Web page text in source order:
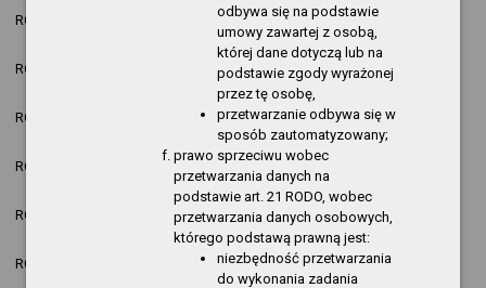
ROK 2025 Jakub Kasprzyk nowa pozycja
ROK 2025 Jakub Kasprzyk nowa pozycja
ROK 2025 Jakub Kasprzyk nowa pozycja
ROK 2025
2025-12-04
10:00:05
Jakub Kasprzyk
ROK 2025
2025-12-04
07:50:43
Jakub Kasprzyk nowa pozycja
ROK 2025
2025-12-04
Jakub Kasprzyk nowa pozycja
odbywa się na podstawie
umowy zawartej z osobą,
której dane dotyczą lub na
podstawie zgody wyrażonej
przez tę osobę,
przetwarzanie odbywa się w
sposób zautomatyzowany;
prawo sprzeciwu wobec
przetwarzania danych na
podstawie art. 21 RODO, wobec
przetwarzania danych osobowych,
którego podstawą prawną jest:
niezbędność przetwarzania
do wykonania zadania